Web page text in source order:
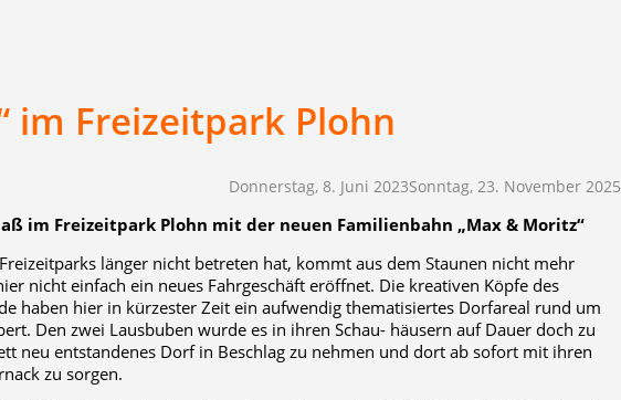
im Freizeitpark Plohn
Donnerstag, 8. Juni 2023Sonntag, 23. November 2025
im Freizeitpark Plohn mit der neuen Familienbahn „Max & Moritz“
länger nicht betreten hat, kommt aus dem Staunen nicht mehr
nicht einfach ein neues Fahrgeschäft eröffnet. Die kreativen Köpfe des
haben hier in kürzester Zeit ein aufwendig thematisiertes Dorfareal rund um
Den zwei Lausbuben wurde es in ihren Schau- häusern auf Dauer doch zu
neu entstandenes Dorf in Beschlag zu nehmen und dort ab sofort mit ihren
zu sorgen.